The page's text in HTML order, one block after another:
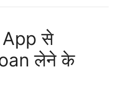
से
लेने के